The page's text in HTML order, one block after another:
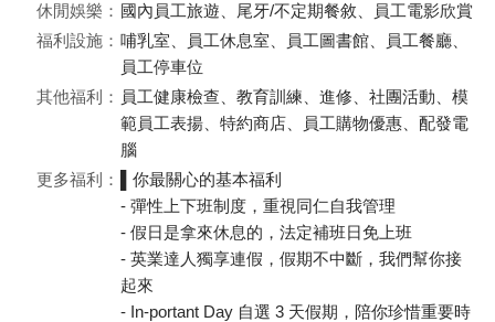
休閒娛樂： 國內員工旅遊、尾牙/不定期餐敘、員工電影欣賞
福利設施： 哺乳室、員工休息室、員工圖書館、員工餐廳、
員工停車位
其他福利： 員工健康檢查、教育訓練、進修、社團活動、模
範員工表揚、特約商店、員工購物優惠、配發電
腦
更多福利：
▌你最關心的基本福利
- 彈性上下班制度，重視同仁自我管理
- 假日是拿來休息的，法定補班日免上班
- 英業達人獨享連假，假期不中斷，我們幫你接
起來
- In-portant Day 自選 3 天假期，陪你珍惜重要時